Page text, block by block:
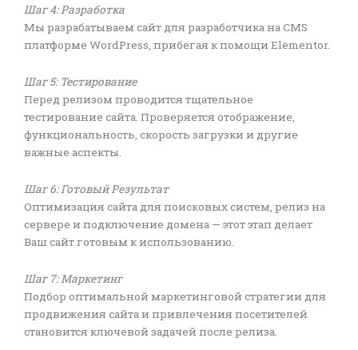
Шаг 4: Разработка
Мы разрабатываем сайт для разработчика на CMS
платформе WordPress, прибегая к помощи Elementor.
Шаг 5: Тестирование
Перед релизом проводится тщательное
тестирование сайта. Проверяется отображение,
функциональность, скорость загрузки и другие
важные аспекты.
Шаг 6: Готовый Результат
Оптимизация сайта для поисковых систем, релиз на
сервере и подключение домена — этот этап делает
Ваш сайт готовым к использованию.
Шаг 7: Маркетинг
Подбор оптимальной маркетинговой стратегии для
продвижения сайта и привлечения посетителей
становится ключевой задачей после релиза.